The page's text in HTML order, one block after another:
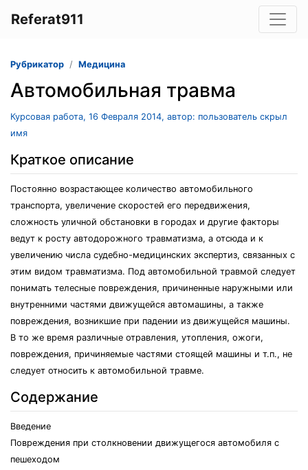
Referat911
Рубрикатор Медицина
Автомобильная травма
Курсовая работа, 16 Февраля 2014, автор: пользователь скрыл
имя
Краткое описание
Постоянно возрастающее количество автомобильного
транспорта, увеличение скоростей его передвижения,
сложность уличной обстановки в городах и другие факторы
ведут к росту автодорожного травматизма, а отсюда и к
увеличению числа судебно-медицинских экспертиз, связанных с
этим видом травматизма. Под автомобильной травмой следует
понимать телесные повреждения, причиненные наружными или
внутренними частями движущейся автомашины, а также
повреждения, возникшие при падении из движущейся машины.
В то же время различные отравления, утопления, ожоги,
повреждения, причиняемые частями стоящей машины и т.п., не
следует относить к автомобильной травме.
Содержание
Введение
Повреждения при столкновении движущегося автомобиля с
пешеходом